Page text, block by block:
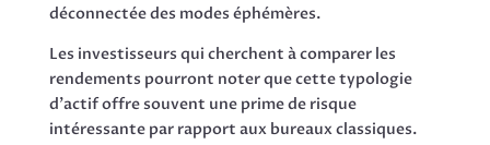
déconnectée des modes éphémères.
Les investisseurs qui cherchent à comparer les
rendements pourront noter que cette typologie
d’actif offre souvent une prime de risque
intéressante par rapport aux bureaux classiques.